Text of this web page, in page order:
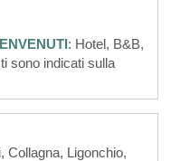
: Hotel, B&B,
sono indicati sulla
Collagna, Ligonchio,